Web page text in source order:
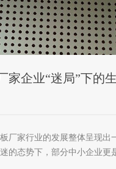
家企业“迷局”下的
厂家行业的发展整体呈现出
的态势下，部分中小企业更